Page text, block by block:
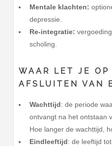
Mentale klachten:
depressie.
Re-integratie:
scholing.
WAAR LET JE
AFSLUITEN VAN
Wachttijd: de periode
ontvangt na het ontstaan
Hoe langer de wachttijd,
Eindleeftijd: de leeftijd